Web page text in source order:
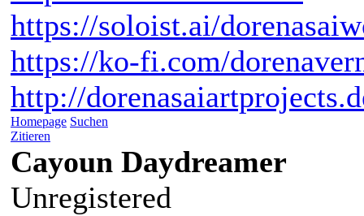
https://soloist.ai/
https://ko-fi.com/
http://
Homepage Suchen
Zitieren
Cayoun Daydreamer
Unregistered